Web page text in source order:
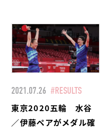
2021.07.26 #RESULTS
東京2020五輪 水谷
／伊藤ペアがメダル確